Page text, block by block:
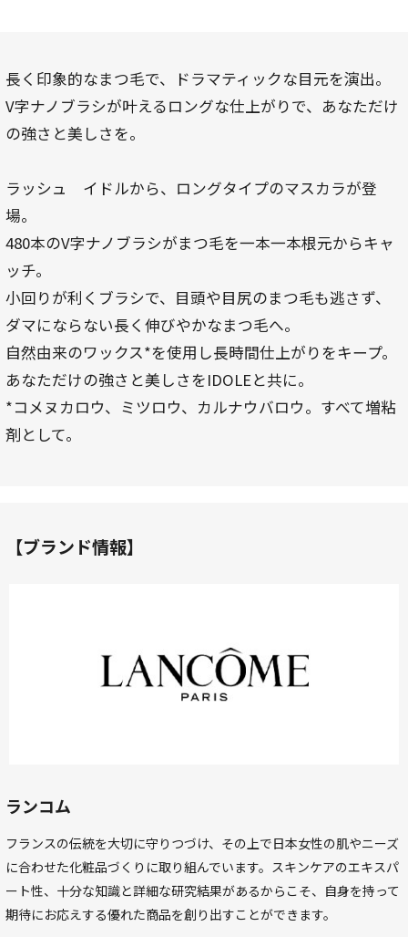
長く印象的なまつ毛で、ドラマティックな目元を演出。
V字ナノブラシが叶えるロングな仕上がりで、あなただけ
の強さと美しさを。
ラッシュ イドルから、ロングタイプのマスカラが登
場。
480本のV字ナノブラシがまつ毛を一本一本根元からキャ
ッチ。
小回りが利くブラシで、目頭や目尻のまつ毛も逃さず、
ダマにならない長く伸びやかなまつ毛へ。
自然由来のワックス*を使用し長時間仕上がりをキープ。
あなただけの強さと美しさをIDOLEと共に。
*コメヌカロウ、ミツロウ、カルナウバロウ。すべて増粘
剤として。
【ブランド情報】
ランコム
フランスの伝統を大切に守りつづけ、その上で日本女性の肌やニーズ
に合わせた化粧品づくりに取り組んでいます。スキンケアのエキスパ
ート性、十分な知識と詳細な研究結果があるからこそ、自身を持って
期待にお応えする優れた商品を創り出すことができます。